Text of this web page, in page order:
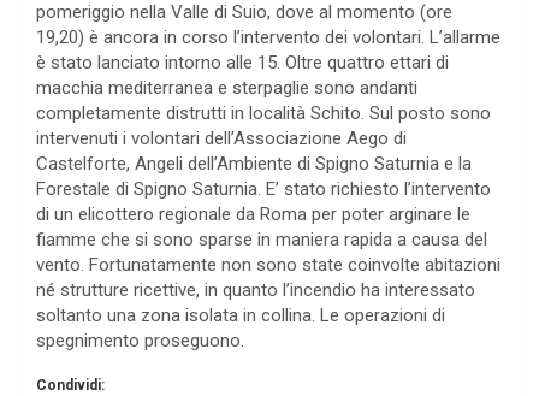
pomeriggio nella Valle di Suio, dove al momento (ore
19,20) è ancora in corso l’intervento dei volontari. L’allarme
è stato lanciato intorno alle 15. Oltre quattro ettari di
macchia mediterranea e sterpaglie sono andanti
completamente distrutti in località Schito. Sul posto sono
intervenuti i volontari dell’Associazione Aego di
Castelforte, Angeli dell’Ambiente di Spigno Saturnia e la
Forestale di Spigno Saturnia. E’ stato richiesto l’intervento
di un elicottero regionale da Roma per poter arginare le
fiamme che si sono sparse in maniera rapida a causa del
vento. Fortunatamente non sono state coinvolte abitazioni
né strutture ricettive, in quanto l’incendio ha interessato
soltanto una zona isolata in collina. Le operazioni di
spegnimento proseguono.
Condividi: